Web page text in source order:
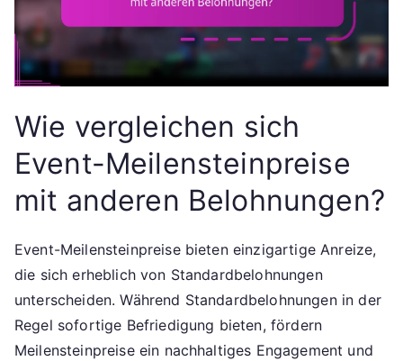
Wie vergleichen sich
Event-Meilensteinpreise
mit anderen Belohnungen?
Event-Meilensteinpreise bieten einzigartige Anreize,
die sich erheblich von Standardbelohnungen
unterscheiden. Während Standardbelohnungen in der
Regel sofortige Befriedigung bieten, fördern
Meilensteinpreise ein nachhaltiges Engagement und